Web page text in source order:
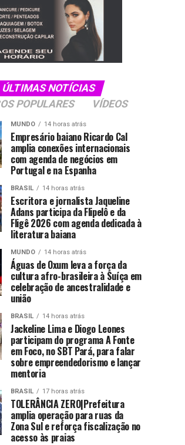
ÚLTIMAS NOTÍCIAS
POPULARES
VÍDEOS
MUNDO 14 horas atrás
Empresário baiano Ricardo Cal
amplia conexões internacionais
com agenda de negócios em
Portugal e na Espanha
BRASIL 14 horas atrás
Escritora e jornalista Jaqueline
Adans participa da Flipelô e da
Fligê 2026 com agenda dedicada à
literatura baiana
MUNDO 14 horas atrás
Águas de Oxum leva a força da
cultura afro-brasileira à Suíça em
celebração de ancestralidade e
união
BRASIL 14 horas atrás
Jackeline Lima e Diogo Leones
participam do programa A Fonte
em Foco, no SBT Pará, para falar
sobre empreendedorismo e lançar
mentoria
BRASIL 17 horas atrás
TOLERÂNCIA ZERO|Prefeitura
amplia operação para ruas da
Zona Sul e reforça fiscalização no
acesso às praias